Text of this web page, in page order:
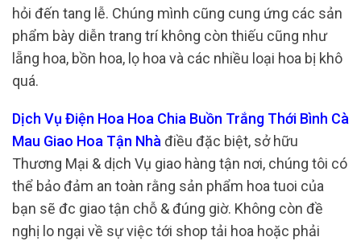
hỏi đến tang lễ. Chúng mình cũng cung ứng các sản
phẩm bày diễn trang trí không còn thiếu cũng như
lẵng hoa, bồn hoa, lọ hoa và các nhiều loại hoa bị khô
quá.
Dịch Vụ Điện Hoa Hoa Chia Buồn Trắng Thới Bình Cà
Mau Giao Hoa Tận Nhà điều đặc biệt, sở hữu
Thương Mại & dịch Vụ giao hàng tận nơi, chúng tôi có
thể bảo đảm an toàn rằng sản phẩm hoa tuoi của
bạn sẽ đc giao tận chỗ & đúng giờ. Không còn đề
nghị lo ngại về sự việc tới shop tải hoa hoặc phải